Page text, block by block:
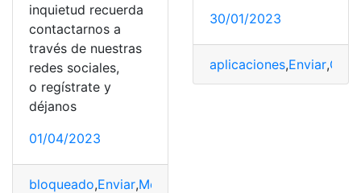
inquietud recuerda
contactarnos a
través de nuestras
redes sociales,
o regístrate y
déjanos
01/04/2023
bloqueado,Enviar,Mensaje
30/01/2023
aplicaciones,Enviar,